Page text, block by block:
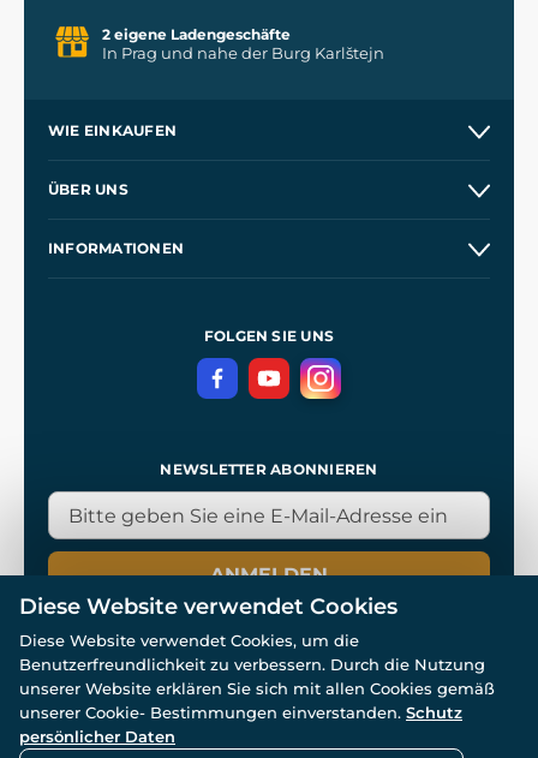
2 eigene Ladengeschäfte
In Prag und nahe der Burg Karlštejn
WIE EINKAUFEN
Kontakt
ÜBER UNS
INFORMATIONEN
DatenschutzerklärungFOLGEN SIE UNS
NEWSLETTER ABONNIEREN
ANMELDEN
© Alle Rechte vorbehalten. www.wulflund.de 2007-2026.
Powered by
Diese Website verwendet Cookies
Diese Website verwendet Cookies, um die
Benutzerfreundlichkeit zu verbessern. Durch die Nutzung
unserer Website erklären Sie sich mit allen Cookies gemäß
unserer Cookie- Bestimmungen einverstanden. Schutz
persönlicher Daten